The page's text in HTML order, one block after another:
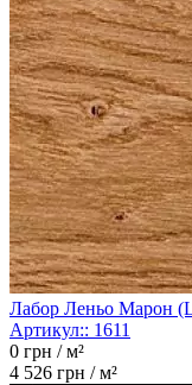
Лабор Леньо Марон
Артикул:: 1611
0 грн / м²
4 526 грн / м²